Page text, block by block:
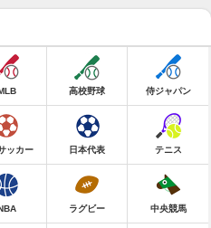
高校野球 侍ジャパン
ッカー 日本代表 テニス
ラグビー 中央競馬